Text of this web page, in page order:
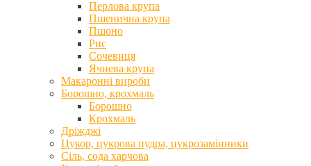
Перлова крупа
Пшенична крупа
Пшоно
Рис
Сочевиця
Ячнева крупа
Макаронні вироби
Борошно, крохмаль
Борошно
Крохмаль
Дріжджі
Цукор, цукрова пудра, цукрозамінники
Сіль, сода харчова